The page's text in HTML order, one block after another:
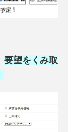
要望をくみ取